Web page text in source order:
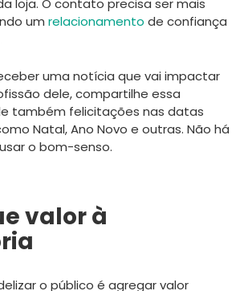
loja. O contato precisa ser mais
um relacionamento de confiança
uma notícia que vai impactar
dele, compartilhe essa
também felicitações nas datas
Natal, Ano Novo e outras. Não há
o bom-senso.
valor à
o público é agregar valor